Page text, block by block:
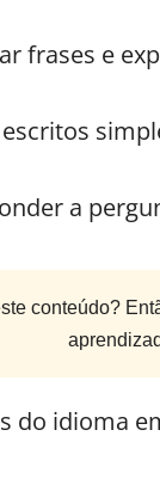
frases e
a
conteúdo?
do idioma